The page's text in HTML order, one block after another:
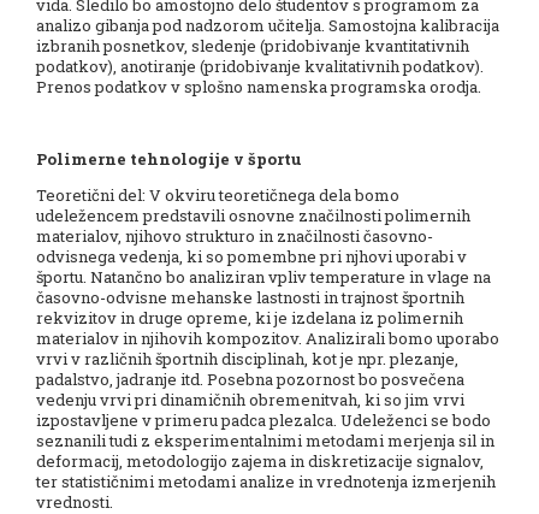
vida. Sledilo bo amostojno delo študentov s programom za
analizo gibanja pod nadzorom učitelja. Samostojna kalibracija
izbranih posnetkov, sledenje (pridobivanje kvantitativnih
podatkov), anotiranje (pridobivanje kvalitativnih podatkov).
Prenos podatkov v splošno namenska programska orodja.
Polimerne tehnologije v športu
Teoretični del: V okviru teoretičnega dela bomo
udeležencem predstavili osnovne značilnosti polimernih
materialov, njihovo strukturo in značilnosti časovno-
odvisnega vedenja, ki so pomembne pri njhovi uporabi v
športu. Natančno bo analiziran vpliv temperature in vlage na
časovno-odvisne mehanske lastnosti in trajnost športnih
rekvizitov in druge opreme, ki je izdelana iz polimernih
materialov in njihovih kompozitov. Analizirali bomo uporabo
vrvi v različnih športnih disciplinah, kot je npr. plezanje,
padalstvo, jadranje itd. Posebna pozornost bo posvečena
vedenju vrvi pri dinamičnih obremenitvah, ki so jim vrvi
izpostavljene v primeru padca plezalca. Udeleženci se bodo
seznanili tudi z eksperimentalnimi metodami merjenja sil in
deformacij, metodologijo zajema in diskretizacije signalov,
ter statističnimi metodami analize in vrednotenja izmerjenih
vrednosti.